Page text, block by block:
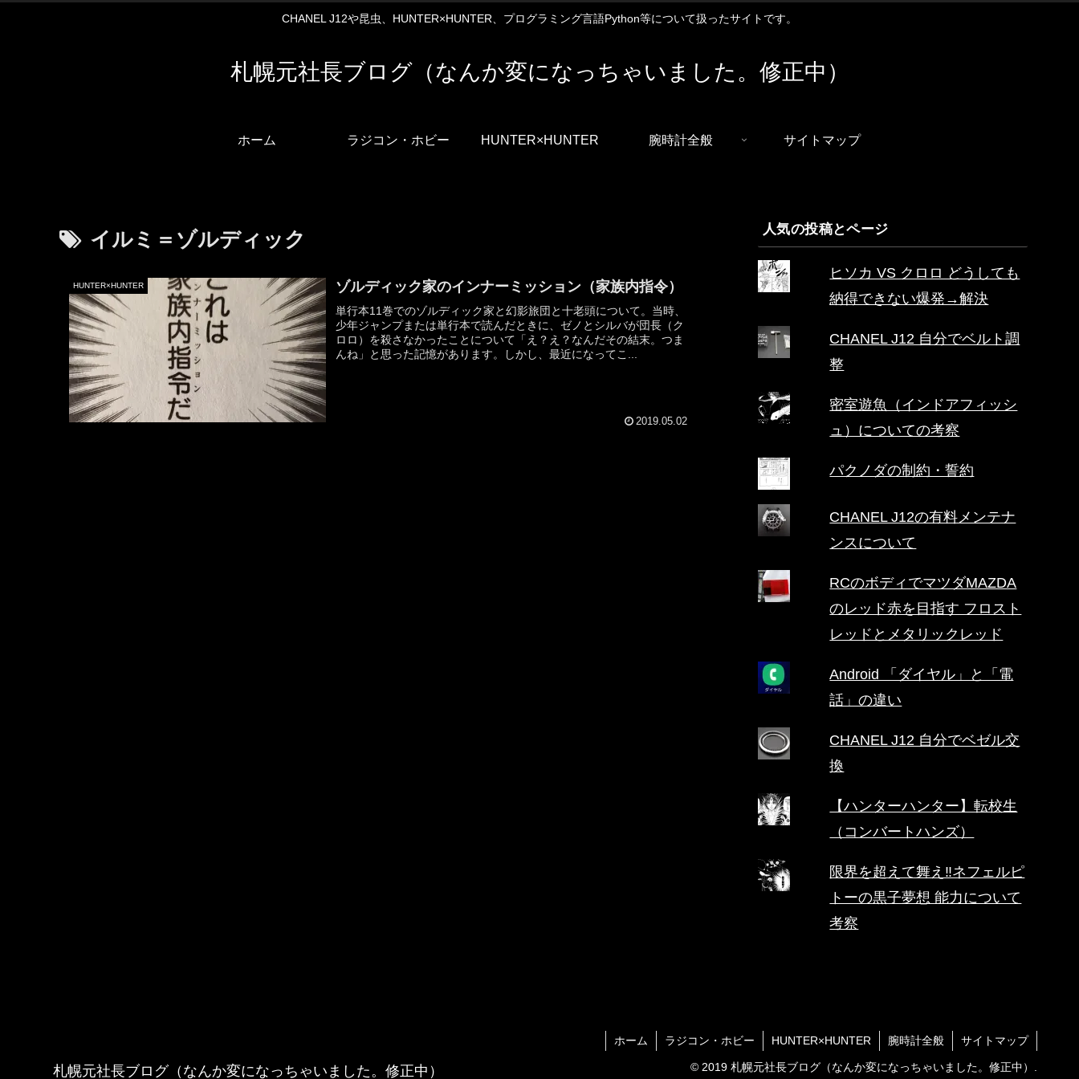
CHANEL J12や昆虫、HUNTER×HUNTER、プログラミング言語Python等について扱ったサイトです。
札幌元社長ブログ（なんか変になっちゃいました。修正中）
ホーム ラジコン・ホビー HUNTER×HUNTER 腕時計全般 サイトマップ
イルミ＝ゾルディック
HUNTER×HUNTER ゾルディック家のインナーミッション（家族内指令）
単行本11巻でのゾルディック家と幻影旅団と十老頭について。当時、
少年ジャンプまたは単行本で読んだときに、ゼノとシルバが団長（ク
ロロ）を殺さなかったことについて「え？え？なんだその結末。つま
んね」と思った記憶があります。しかし、最近になってこ...
2019.05.02
人気の投稿とページ
ヒソカ VS クロロ どうしても
納得できない爆発→解決
CHANEL J12 自分でベルト調
整
密室遊魚（インドアフィッシ
ュ）についての考察
パクノダの制約・誓約
CHANEL J12の有料メンテナ
ンスについて
RCのボディでマツダMAZDA
のレッド赤を目指す フロスト
レッドとメタリックレッド
Android 「ダイヤル」と「電
話」の違い
CHANEL J12 自分でベゼル交
換
【ハンターハンター】転校生
（コンバートハンズ）
限界を超えて舞え‼ネフェルピ
トーの黒子夢想 能力について
考察
札幌元社長ブログ（なんか変になっちゃいました。修正中）
ホーム ラジコン・ホビー HUNTER×HUNTER 腕時計全般 サイトマップ
© 2019 札幌元社長ブログ（なんか変になっちゃいました。修正中）.